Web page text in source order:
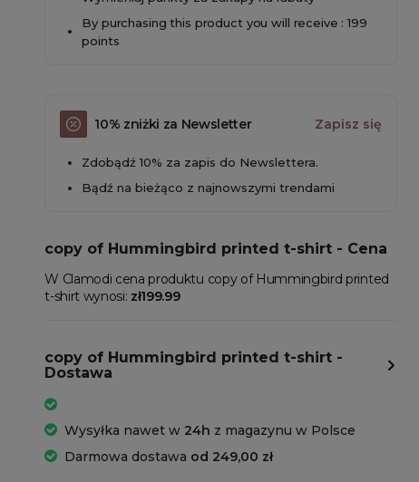
By purchasing this product you will receive : 199
points
10% zniżki za Newsletter Zapisz się
Zdobądź 10% za zapis do Newslettera.
Bądź na bieżąco z najnowszymi trendami
copy of Hummingbird printed t-shirt - Cena
W Clamodi cena produktu copy of Hummingbird printed
t-shirt wynosi: zł199.99
copy of Hummingbird printed t-shirt -
Dostawa
Wysyłka nawet w 24h z magazynu w Polsce
Darmowa dostawa od 249,00 zł